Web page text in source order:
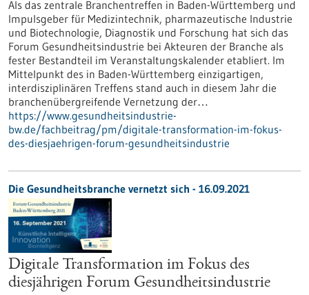
Als das zentrale Branchentreffen in Baden-Württemberg und
Impulsgeber für Medizintechnik, pharmazeutische Industrie
und Biotechnologie, Diagnostik und Forschung hat sich das
Forum Gesundheitsindustrie bei Akteuren der Branche als
fester Bestandteil im Veranstaltungskalender etabliert. Im
Mittelpunkt des in Baden-Württemberg einzigartigen,
interdisziplinären Treffens stand auch in diesem Jahr die
branchenübergreifende Vernetzung der…
https://www.gesundheitsindustrie-
bw.de/fachbeitrag/pm/digitale-transformation-im-fokus-
des-diesjaehrigen-forum-gesundheitsindustrie
Die Gesundheitsbranche vernetzt sich - 16.09.2021
Digitale Transformation im Fokus des
diesjährigen Forum Gesundheitsindustrie